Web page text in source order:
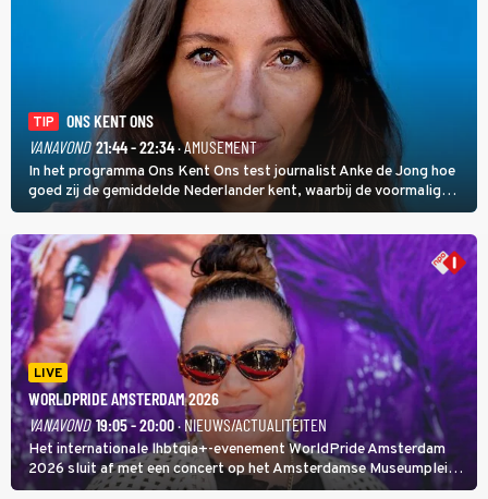
TIP
ONS KENT ONS
VANAVOND 21:44 - 22:34· AMUSEMENT
In het programma Ons Kent Ons test journalist Anke de Jong hoe
goed zij de gemiddelde Nederlander kent, waarbij de voormalig
hoofdredacteur van modebladen Glamour en Elle het samen met
rapper Keizer opneemt tegen Edson da Graça en Marc-Marie
Huijbregts.
LIVE
WORLDPRIDE AMSTERDAM 2026
VANAVOND 19:05 - 20:00· NIEUWS/ACTUALITEITEN
Het internationale lhbtqia+-evenement WorldPride Amsterdam
2026 sluit af met een concert op het Amsterdamse Museumplein.
Anita Doth is een van de optredende artiesten. In de jaren 90